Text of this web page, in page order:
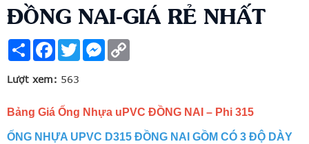
ĐỒNG NAI-GIÁ RẺ NHẤT
ShareFacebook
TwitterMessenger
Lượt xem: 563
Bảng Giá Ống Nhựa uPVC ĐỒNG NAI – Phi 315
ỐNG NHỰA UPVC D315 ĐỒNG NAI GỒM CÓ 3 ĐỘ DÀY